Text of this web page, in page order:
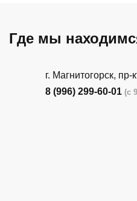
Где мы
г. Магнитогорск,
8 (996) 299-60-01 (с